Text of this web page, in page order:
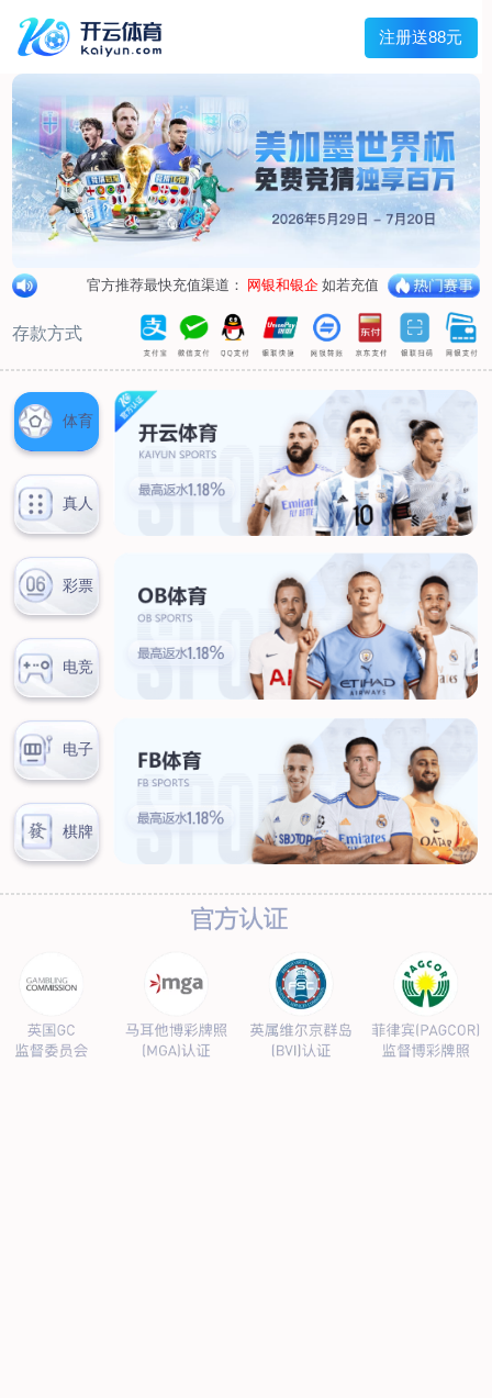
Menu
网站首页
关于我们
产品中心
荣誉资质
厂区设备
人才招聘
新闻中心
销售网点